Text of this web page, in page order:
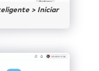
> Iniciar